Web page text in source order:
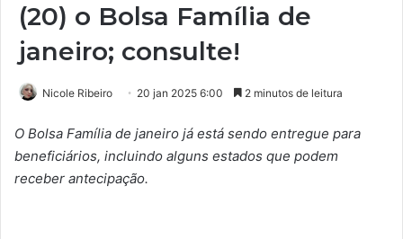
(20) o Bolsa Família de
janeiro; consulte!
Nicole Ribeiro 20 jan 2025 6:00 2 minutos de leitura
O Bolsa Família de janeiro já está sendo entregue para
beneficiários, incluindo alguns estados que podem
receber antecipação.